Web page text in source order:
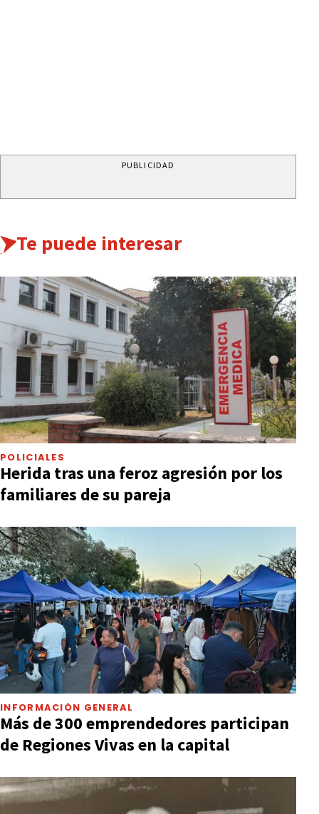
PUBLICIDAD
Te puede interesar
POLICIALES
Herida tras una feroz agresión por los
familiares de su pareja
INFORMACIÓN GENERAL
Más de 300 emprendedores participan
de Regiones Vivas en la capital